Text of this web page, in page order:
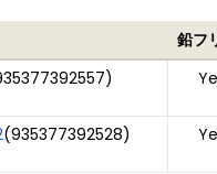
鉛フ
)
(935377392528)